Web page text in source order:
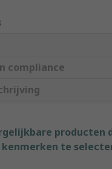
compliance
producten
te